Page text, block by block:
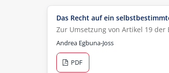
Das Recht auf ein
Zur Umsetzung von Artikel 19
Andrea Egbuna-Joss
PDF